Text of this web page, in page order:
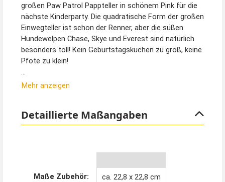
großen Paw Patrol Pappteller in schönem Pink für die
nächste Kinderparty. Die quadratische Form der großen
Einwegteller ist schon der Renner, aber die süßen
Hundewelpen Chase, Skye und Everest sind natürlich
besonders toll! Kein Geburtstagskuchen zu groß, keine
Pfote zu klein!
Tipp von Kostümpalast:
der Paw Patrol und viele weitere Dekorationsmittel.
Natürlich haben wir auch die Kostüme für Kinder im
Mehr anzeigen
Detaillierte Maßangaben
Maße Zubehör: ca. 22,8 x 22,8 cm